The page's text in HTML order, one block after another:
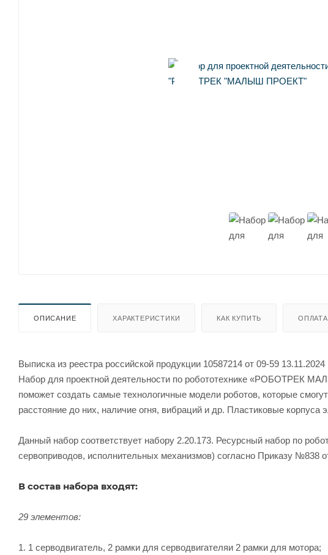
ОПИСАНИЕ ХАРАКТЕРИСТИКИ КАК КУПИТЬ ОПЛАТА
Выписка из реестра российской продукции 10587214 от 09-59 13.11.2024
Набор для проектной деятельности по робототехнике «РОБОТРЕК
поможет создать самые технологичные модели роботов, которые
расстояние до них, наличие огня, вибраций и др. Пластиковые
Данный набор соответствует набору 2.20.173. Ресурсный набор по
сервоприводов, исполнительных механизмов) согласно Приказу №838
В состав набора входят:
29 элементов:
1. 1 серводвигатель, 2 рамки для серводвигателяи 2 рамки для мотора;